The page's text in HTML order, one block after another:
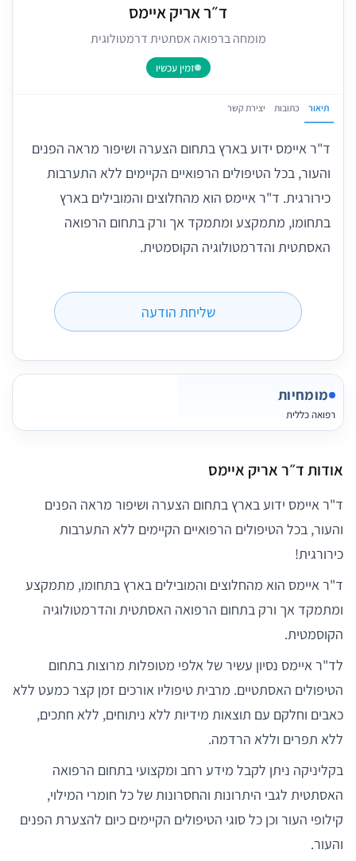
ד״ר אריק איימס
מומחה ברפואה אסתטית דרמטולוגית
זמין עכשיו
תיאור כתובות יצירת קשר
ד"ר איימס ידוע בארץ בתחום הצערה ושיפור מראה הפנים
והעור, בכל הטיפולים הרפואיים הקיימים ללא התערבות
כירורגית. ד"ר איימס הוא מהחלוצים והמובילים בארץ
בתחומו, מתמקצע ומתמקד אך ורק בתחום הרפואה
האסתטית והדרמטולוגיה הקוסמטית.
שליחת הודעה
מומחיות
רפואה כללית
אודות ד״ר אריק איימס
ד"ר איימס ידוע בארץ בתחום הצערה ושיפור מראה הפנים
והעור, בכל הטיפולים הרפואיים הקיימים ללא התערבות
כירורגית!
ד"ר איימס הוא מהחלוצים והמובילים בארץ בתחומו, מתמקצע
ומתמקד אך ורק בתחום הרפואה האסתטית והדרמטולוגיה
הקוסמטית.
לד"ר איימס נסיון עשיר של אלפי מטופלות מרוצות בתחום
הטיפולים האסתטיים. מרבית טיפוליו אורכים זמן קצר כמעט ללא
כאבים וחלקם עם תוצאות מידיות ללא ניתוחים, ללא חתכים,
ללא תפרים וללא הרדמה.
בקליניקה ניתן לקבל מידע רחב ומקצועי בתחום הרפואה
האסתטית לגבי היתרונות והחסרונות של כל חומרי המילוי,
קילופי העור וכן כל סוגי הטיפולים הקיימים כיום להצערת הפנים
והעור.